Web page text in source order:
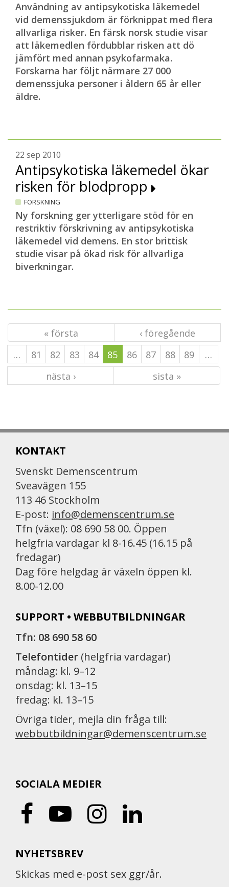
Användning av antipsykotiska läkemedel
vid demenssjukdom är förknippat med flera
allvarliga risker. En färsk norsk studie visar
att läkemedlen fördubblar risken att dö
jämfört med annan psykofarmaka.
Forskarna har följt närmare 27 000
demenssjuka personer i åldern 65 år eller
äldre.
22 sep 2010
Antipsykotiska läkemedel ökar
risken för blodpropp
FORSKNING
Ny forskning ger ytterligare stöd för en
restriktiv förskrivning av antipsykotiska
läkemedel vid demens. En stor brittisk
studie visar på ökad risk för allvarliga
biverkningar.
« första
‹ föregående
…
81 82 83 84 85 86 87 88 89
…
nästa ›
sista »
KONTAKT
Svenskt Demenscentrum
Sveavägen 155
113 46 Stockholm
E-post: info@demenscentrum.se
Tfn (växel): 08 690 58 00. Öppen
helgfria vardagar kl 8-16.45 (16.15 på
fredagar)
Dag före helgdag är växeln öppen kl.
8.00-12.00
SUPPORT • WEBBUTBILDNINGAR
Tfn: 08 690 58 60
Telefontider (helgfria vardagar)
måndag: kl. 9–12
onsdag: kl. 13–15
fredag: kl. 13–15
Övriga tider, mejla din fråga till:
webbutbildningar@demenscentrum.se
SOCIALA MEDIER
NYHETSBREV
Skickas med e-post sex ggr/år.